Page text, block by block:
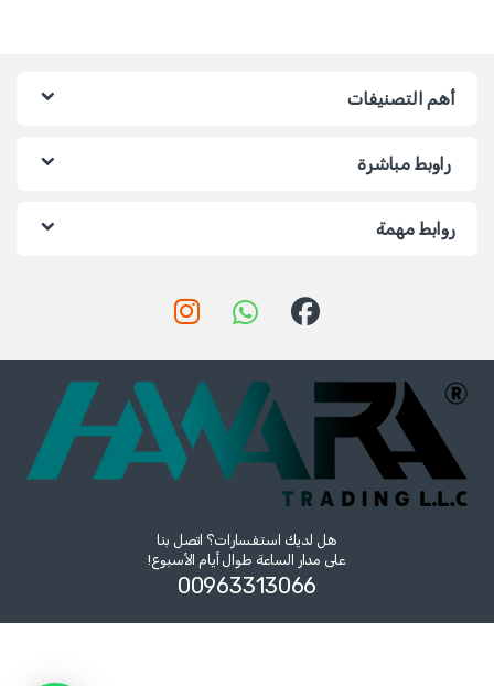
أهم التصنيفات
راوبط مباشرة
روابط مهمة
هل لديك استفسارات؟ اتصل بنا
على مدار الساعة طوال أيام الأسبوع!
00963313066‏